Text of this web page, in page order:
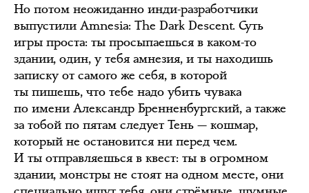
Но потом неожиданно инди-разработчики
выпустили Amnesia: The Dark Descent. Суть
игры проста: ты просыпаешься в каком-то
здании, один, у тебя амнезия, и ты находишь
записку от самого же себя, в которой
ты пишешь, что тебе надо убить чувака
по имени Александр Бренненбургский, а также
за тобой по пятам следует Тень — кошмар,
который не остановится ни перед чем.
И ты отправляешься в квест: ты в огромном
здании, монстры не стоят на одном месте, они